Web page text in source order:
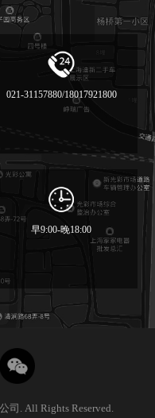
021-31157880/18017921800
早9:00-晚18:00
司. All Rights Reserved.